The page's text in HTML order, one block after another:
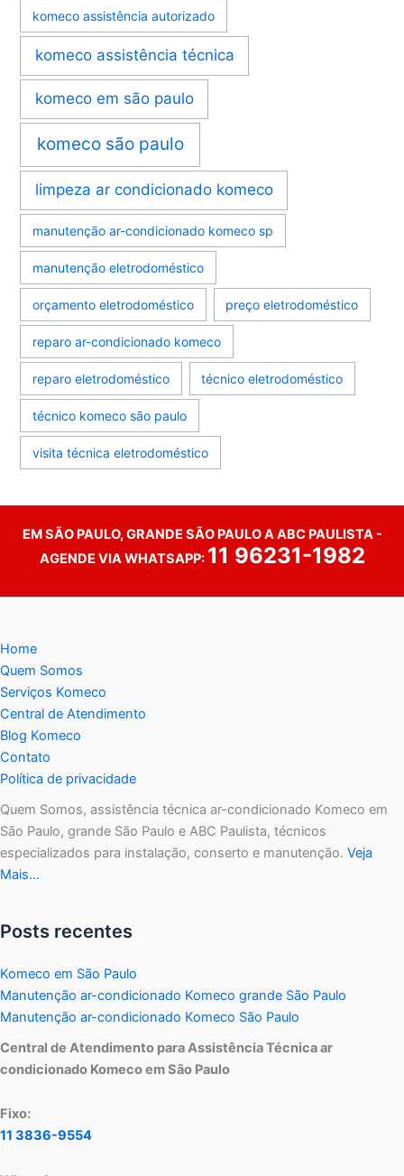
komeco assistência autorizado
komeco assistência técnica
komeco em são paulo
komeco são paulo
limpeza ar condicionado komeco
manutenção ar-condicionado komeco sp
manutenção eletrodoméstico
orçamento eletrodoméstico preço eletrodoméstico
reparo ar-condicionado komeco
reparo eletrodoméstico técnico eletrodoméstico
técnico komeco são paulo
visita técnica eletrodoméstico
EM SÃO PAULO, GRANDE SÃO PAULO A ABC PAULISTA -
AGENDE VIA WHATSAPP: 11 96231-1982
Home
Quem Somos
Serviços Komeco
Central de Atendimento
Blog Komeco
Contato
Política de privacidade
Quem Somos, assistência técnica ar-condicionado Komeco em
São Paulo, grande São Paulo e ABC Paulista, técnicos
especializados para instalação, conserto e manutenção. Veja
Mais…
Posts recentes
Komeco em São Paulo
Manutenção ar-condicionado Komeco grande São Paulo
Manutenção ar-condicionado Komeco São Paulo
Central de Atendimento para Assistência Técnica ar
condicionado Komeco em São Paulo
Fixo:
11 3836-9554